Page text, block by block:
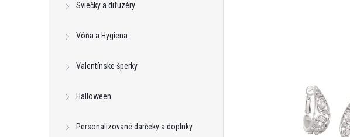
Sviečky a difuzéry
Vôňa a Hygiena
Valentínske šperky
Halloween
Personalizované darčeky a doplnky